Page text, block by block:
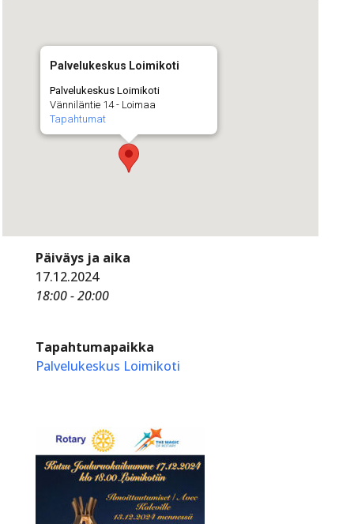
Palvelukeskus Loimikoti
Palvelukeskus Loimikoti
Vänniläntie 14 - Loimaa
Tapahtumat
Päiväys ja aika
17.12.2024
18:00 - 20:00
Tapahtumapaikka
Palvelukeskus Loimikoti